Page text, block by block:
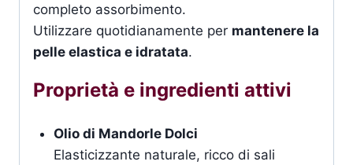
completo assorbimento.
Utilizzare quotidianamente per mantenere la
pelle elastica e idratata.
Proprietà e ingredienti attivi
Olio di Mandorle Dolci
Elasticizzante naturale, ricco di sali